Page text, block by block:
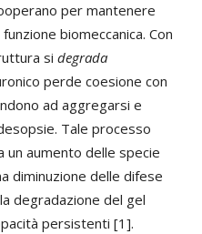
per mantenere
biomeccanica. Con
si degrada
perde coesione con
ad aggregarsi e
Tale processo
aumento delle specie
diminuzione delle difese
degradazione del gel
persistenti [1].